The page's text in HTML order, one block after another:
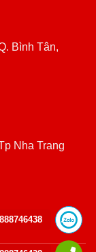
Bình Tân,
Nha Trang